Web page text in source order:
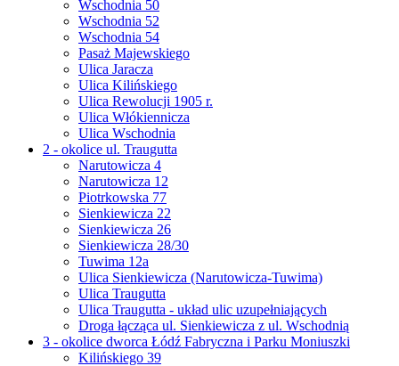
Wschodnia 50
Wschodnia 52
Wschodnia 54
Pasaż Majewskiego
Ulica Jaracza
Ulica Kilińskiego
Ulica Rewolucji 1905 r.
Ulica Włókiennicza
Ulica Wschodnia
2 - okolice ul. Traugutta
Narutowicza 4
Narutowicza 12
Piotrkowska 77
Sienkiewicza 22
Sienkiewicza 26
Sienkiewicza 28/30
Tuwima 12a
Ulica Sienkiewicza (Narutowicza-Tuwima)
Ulica Traugutta
Ulica Traugutta - układ ulic uzupełniających
Droga łącząca ul. Sienkiewicza z ul. Wschodnią
3 - okolice dworca Łódź Fabryczna i Parku Moniuszki
Kilińskiego 39